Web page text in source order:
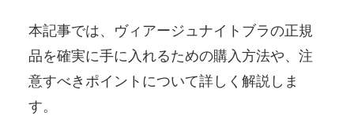
本記事では、ヴィアージュナイトブラの正規
品を確実に手に入れるための購入方法や、注
意すべきポイントについて詳しく解説しま
す。